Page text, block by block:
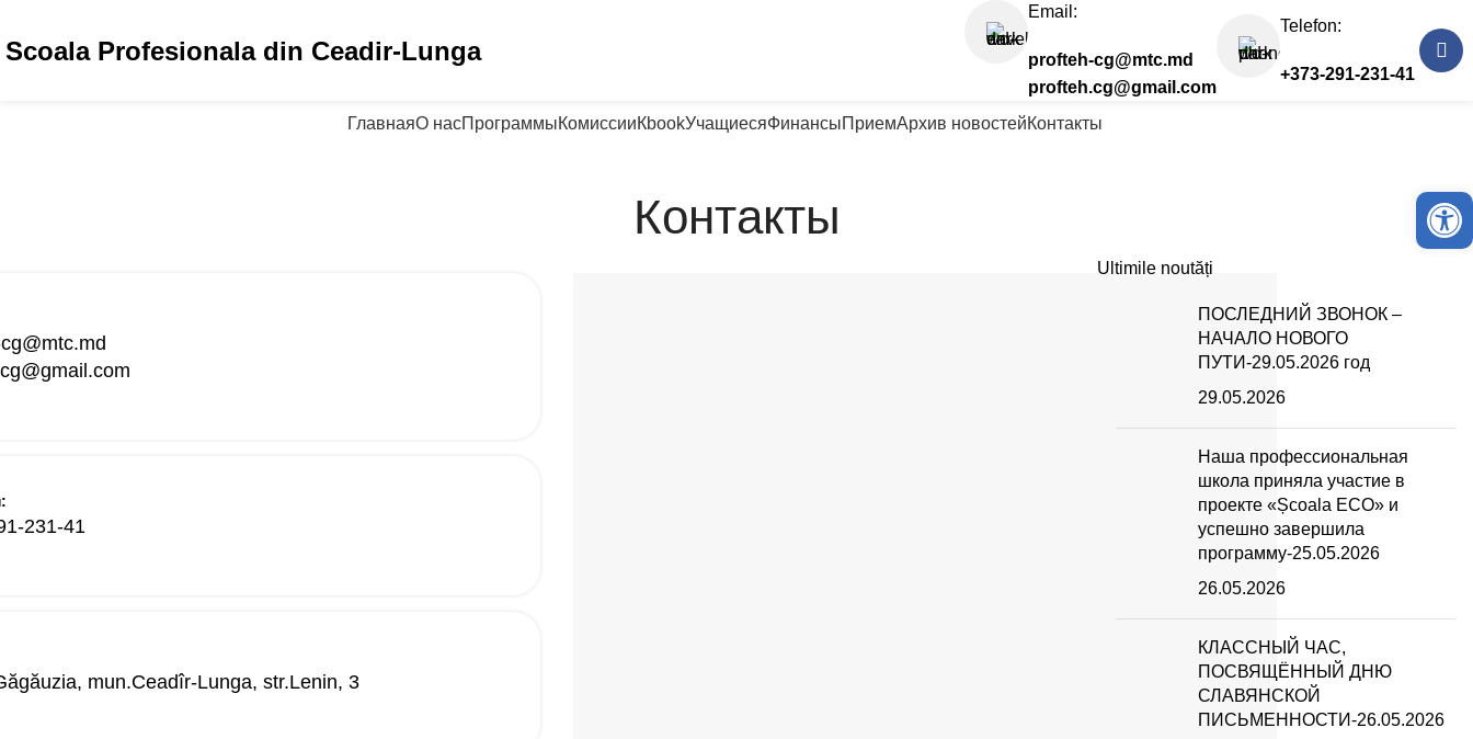
Scoala Profesionala din Ceadir-Lunga
Email:
profteh-cg@mtc.md
profteh.cg@gmail.com
Telefon:
+373-291-231-41
ГлавнаяО насПрограммыКомиссииКbookУчащиесяФинансыПриемАрхив новостейКонтакты
Контакты
231-41
mun.Ceadîr-Lunga, str.Lenin, 3
Ultimile noutăți
ПОСЛЕДНИЙ ЗВОНОК –
НАЧАЛО НОВОГО
ПУТИ-29.05.2026 год
29.05.2026
Наша профессиональная
школа приняла участие в
проекте «Școala ECO» и
успешно завершила
программу-25.05.2026
26.05.2026
КЛАССНЫЙ ЧАС,
ПОСВЯЩЁННЫЙ ДНЮ
СЛАВЯНСКОЙ
ПИСЬМЕННОСТИ-26.05.2026
Deschide